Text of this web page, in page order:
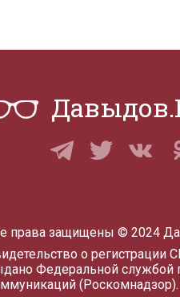
права защищены © 2024
о регистрации
Федеральной службой